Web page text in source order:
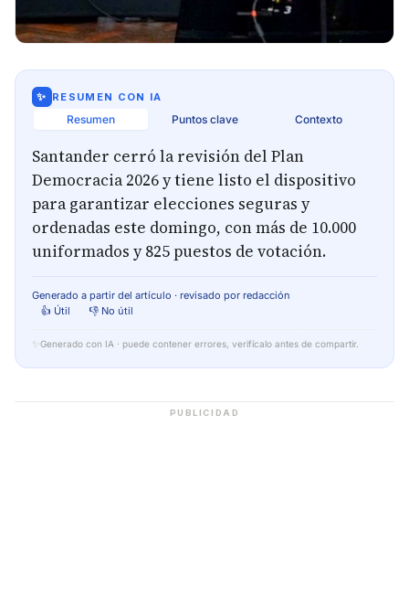
✨ RESUMEN CON IA
Resumen Puntos clave Contexto
Santander cerró la revisión del Plan
Democracia 2026 y tiene listo el dispositivo
para garantizar elecciones seguras y
ordenadas este domingo, con más de 10.000
uniformados y 825 puestos de votación.
Generado a partir del artículo · revisado por redacción
👍 Útil
👎 No útil
✨ Generado con IA · puede contener errores, verifícalo antes de compartir.
PUBLICIDAD